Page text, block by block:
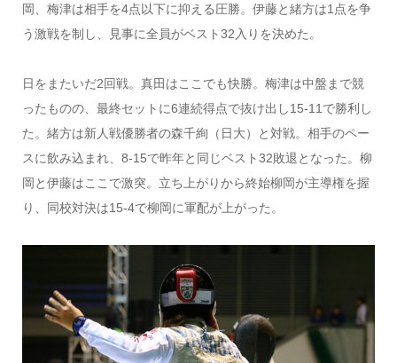
岡、梅津は相手を4点以下に抑える圧勝。伊藤と緒方は1点を争
う激戦を制し、見事に全員がベスト32入りを決めた。
日をまたいだ2回戦。真田はここでも快勝。梅津は中盤まで競
ったものの、最終セットに6連続得点で抜け出し15-11で勝利し
た。緒方は新人戦優勝者の森千絢（日大）と対戦。相手のペー
スに飲み込まれ、8-15で昨年と同じベスト32敗退となった。柳
岡と伊藤はここで激突。立ち上がりから終始柳岡が主導権を握
り、同校対決は15-4で柳岡に軍配が上がった。